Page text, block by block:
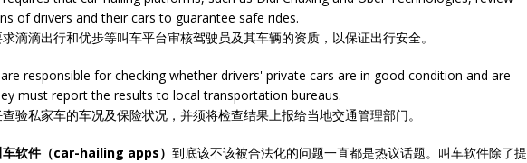
of drivers and their cars to guarantee safe rides.
求滴滴出行和优步等叫车平台审核驾驶员及其车辆的资质，以保证出行安全。
responsible for checking whether drivers' private cars are in good condition and are
must report the results to local transportation bureaus.
验私家车的车况及保险状况，并须将检查结果上报给当地交通管理部门。
车软件（car-hailing apps） 到底该不该被合法化的问题一直都是热议话题。叫车软件除了提